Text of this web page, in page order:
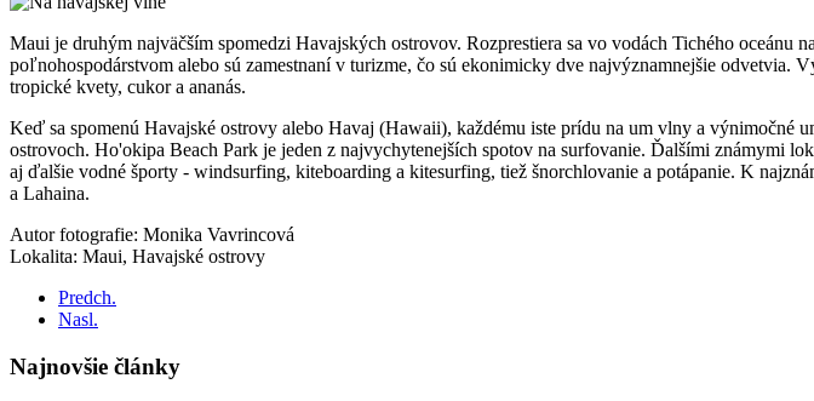
Maui je druhým najväčším spomedzi Havajských ostrovov. Rozprestiera sa vo vodách Tichého
poľnohospodárstvom alebo sú zamestnaní v turizme, čo sú ekonimicky dve najvýznamnejšie odvetvia.
tropické kvety, cukor a ananás.
Keď sa spomenú Havajské ostrovy alebo Havaj (Hawaii), každému iste prídu na um vlny a výnimočné
ostrovoch. Ho'okipa Beach Park je jeden z najvychytenejších spotov na surfovanie. Ďalšími známymi
aj ďalšie vodné športy - windsurfing, kiteboarding a kitesurfing, tiež šnorchlovanie a potápanie. K
a Lahaina.
Autor fotografie: Monika Vavrincová
Lokalita: Maui, Havajské ostrovy
Predch.
Nasl.
Najnovšie články